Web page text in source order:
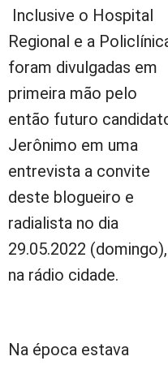
Inclusive o Hospital
Regional e a
foram divulgadas em
primeira mão pelo
então futuro
Jerônimo em uma
entrevista a convite
deste blogueiro e
radialista no dia
29.05.2022 (domingo),
na rádio cidade.
Na época estava